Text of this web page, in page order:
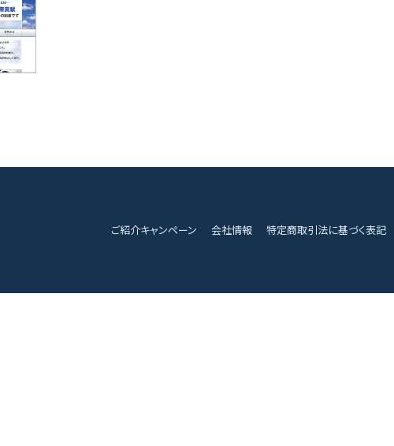
ご紹介キャンペーン 会社情報 特定商取引法に基づく表記